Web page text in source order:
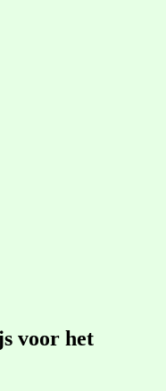
voor het